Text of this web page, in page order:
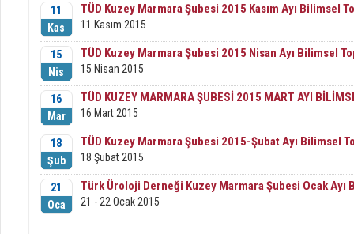
11
Kas
TÜD Kuzey Marmara Şubesi 2015 Kasım Ayı Bilimsel
11 Kasım 2015
15
Nis
TÜD Kuzey Marmara Şubesi 2015 Nisan Ayı Bilimsel
15 Nisan 2015
16
Mar
TÜD KUZEY MARMARA ŞUBESİ 2015 MART AYI
16 Mart 2015
18
Şub
TÜD Kuzey Marmara Şubesi 2015-Şubat Ayı Bilimsel
18 Şubat 2015
21
Oca
Türk Üroloji Derneği Kuzey Marmara Şubesi Ocak Ayı
21 - 22 Ocak 2015